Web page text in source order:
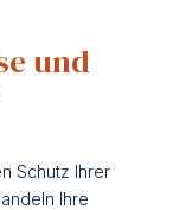
und
Schutz Ihrer
Ihre